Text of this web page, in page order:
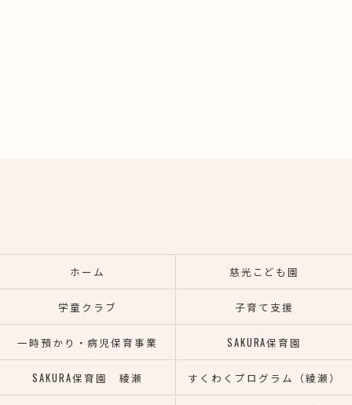
ホーム 慈光こども園
学童クラブ 子育て支援
一時預かり・病児保育事業 SAKURA保育園
SAKURA保育園 綾瀬 すくわくプログラム（綾瀬）